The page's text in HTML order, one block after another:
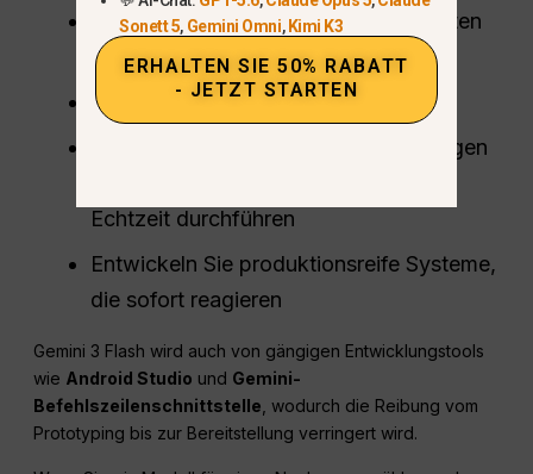
Schnelle Iterationen mit Reaktionszeiten
bei geringer Latenz
Mehrere Agenten parallel ausführen
Werkzeuggebrauch, Schlussfolgerungen
Echtzeit durchführen
Entwickeln Sie produktionsreife Systeme,
die sofort reagieren
Gemini 3 Flash wird auch von gängigen Entwicklungstools
wie Android Studio und Gemini-
Befehlszeilenschnittstelle , wodurch die Reibung vom
Prototyping bis zur Bereitstellung verringert wird.
Sonett 5, Gemini Omni,Kimi K3
ERHALTEN SIE 50% RABATT
- JETZT STARTEN